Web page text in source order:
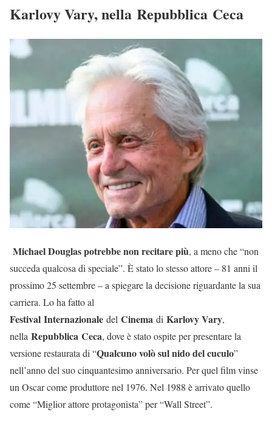
Karlovy Vary, nella Repubblica Ceca
Michael Douglas potrebbe non recitare più, a meno che “non
succeda qualcosa di speciale”. È stato lo stesso attore – 81 anni il
prossimo 25 settembre – a spiegare la decisione riguardante la sua
carriera. Lo ha fatto al
Festival Internazionale del Cinema di Karlovy Vary,
nella Repubblica Ceca, dove è stato ospite per presentare la
versione restaurata di “Qualcuno volò sul nido del cuculo”
nell’anno del suo cinquantesimo anniversario. Per quel film vinse
un Oscar come produttore nel 1976. Nel 1988 è arrivato quello
come “Miglior attore protagonista” per “Wall Street”.